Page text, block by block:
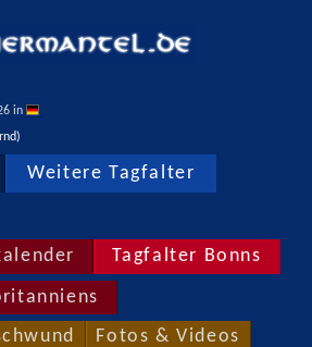
in
Weitere Tagfalter
Tagfalter Bonns
Fotos & Videos